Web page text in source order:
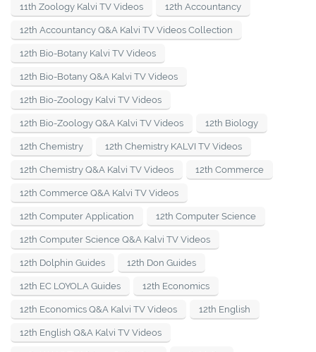
11th Zoology Kalvi TV Videos 12th Accountancy
12th Accountancy Q&A Kalvi TV Videos Collection
12th Bio-Botany Kalvi TV Videos
12th Bio-Botany Q&A Kalvi TV Videos
12th Bio-Zoology Kalvi TV Videos
12th Bio-Zoology Q&A Kalvi TV Videos 12th Biology
12th Chemistry 12th Chemistry KALVI TV Videos
12th Chemistry Q&A Kalvi TV Videos 12th Commerce
12th Commerce Q&A Kalvi TV Videos
12th Computer Application 12th Computer Science
12th Computer Science Q&A Kalvi TV Videos
12th Dolphin Guides 12th Don Guides
12th EC LOYOLA Guides 12th Economics
12th Economics Q&A Kalvi TV Videos 12th English
12th English Q&A Kalvi TV Videos